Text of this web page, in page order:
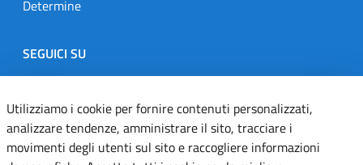
Determine
SEGUICI SU
Designers Italia
TwitterInstagramYoutubeLinkedin
Utilizziamo i cookie per fornire contenuti personalizzati,
analizzare tendenze, amministrare il sito, tracciare i
movimenti degli utenti sul sito e raccogliere informazioni